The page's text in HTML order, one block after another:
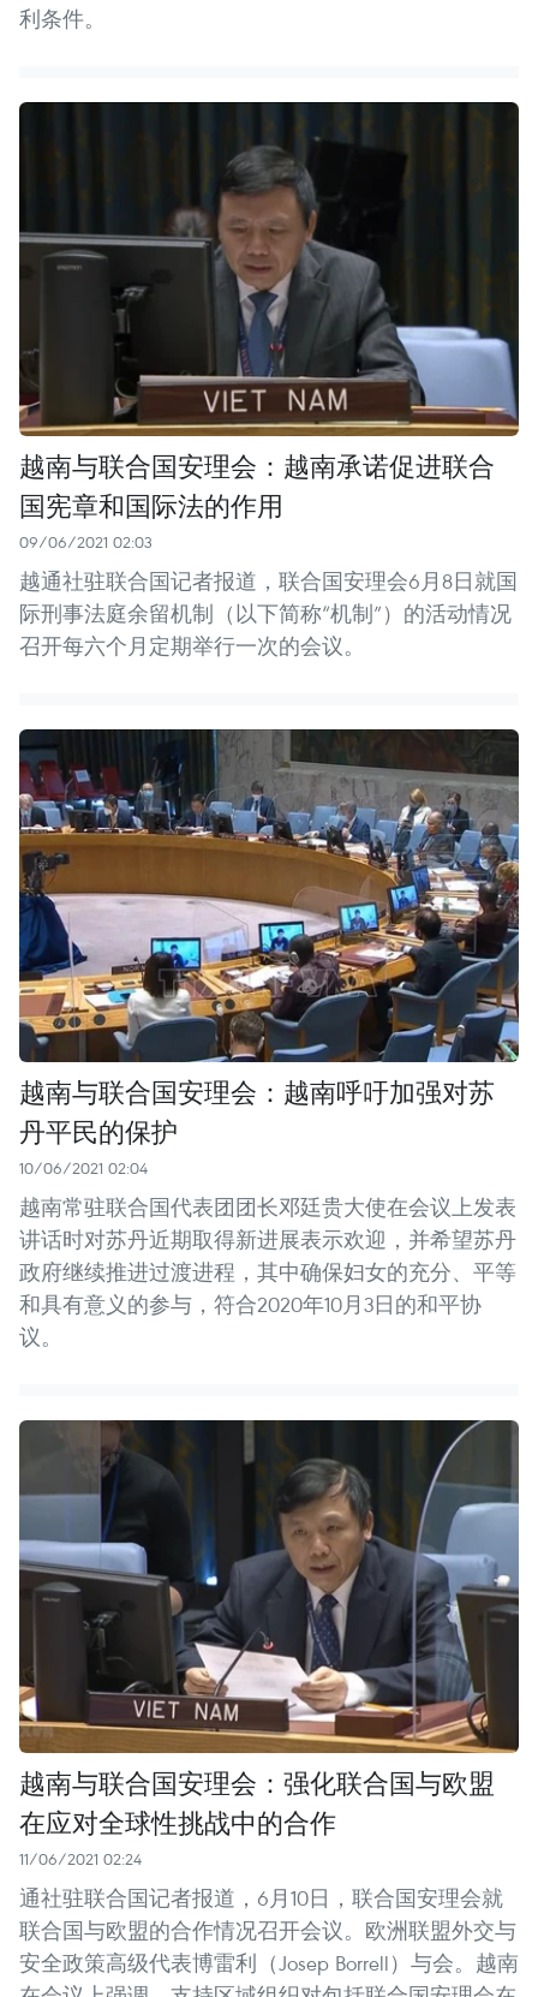
利条件。
越南与联合国安理会：越南承诺促进联合
国宪章和国际法的作用
09/06/2021 02:03
越通社驻联合国记者报道，联合国安理会6月8日就国
际刑事法庭余留机制（以下简称“机制”）的活动情况
召开每六个月定期举行一次的会议。
越南与联合国安理会：越南呼吁加强对苏
丹平民的保护
10/06/2021 02:04
越南常驻联合国代表团团长邓廷贵大使在会议上发表
讲话时对苏丹近期取得新进展表示欢迎，并希望苏丹
政府继续推进过渡进程，其中确保妇女的充分、平等
和具有意义的参与，符合2020年10月3日的和平协
议。
越南与联合国安理会：强化联合国与欧盟
在应对全球性挑战中的合作
11/06/2021 02:24
通社驻联合国记者报道，6月10日，联合国安理会就
联合国与欧盟的合作情况召开会议。欧洲联盟外交与
安全政策高级代表博雷利（Josep Borrell）与会。越南